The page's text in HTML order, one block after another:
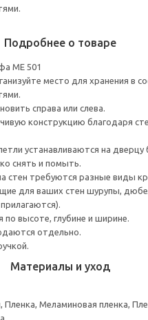
Подробнее о товаре
ME 501
место для хранения в
справа или слева.
конструкцию благодаря
устанавливаются на дверцу
снять и помыть.
стен требуются разные виды
для ваших стен шурупы,
по высоте, глубине и ширине.
отдельно.
Материалы и уход
Меламиновая пленка,